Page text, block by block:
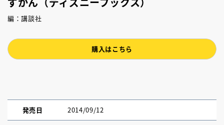
編：講談社
購入はこちら
発売日 2014/09/12